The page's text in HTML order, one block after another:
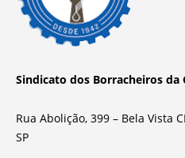
Sindicato dos Borracheiros da
Rua Abolição, 399 – Bela Vista
SP